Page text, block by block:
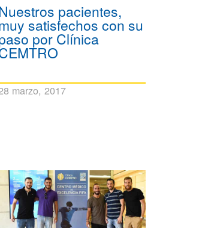
pacientes,
satisfechos con su
por Clínica
marzo, 2017